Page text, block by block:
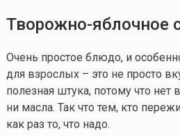
Творожно-яблочное
Очень простое блюдо, и
для взрослых – это не просто
полезная штука, потому что нет
ни масла. Так что тем, кто
как раз то, что надо.